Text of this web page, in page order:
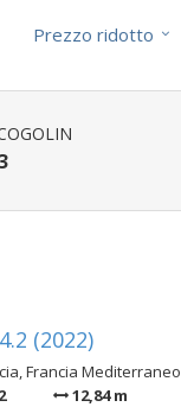
Prezzo ridotto
(2022)
Francia Mediterraneo
12,84 m